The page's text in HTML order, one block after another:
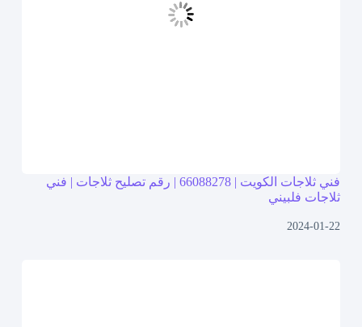
فني ثلاجات الكويت | 66088278 | رقم تصليح ثلاجات | فني
ثلاجات فلبيني
2024-01-22